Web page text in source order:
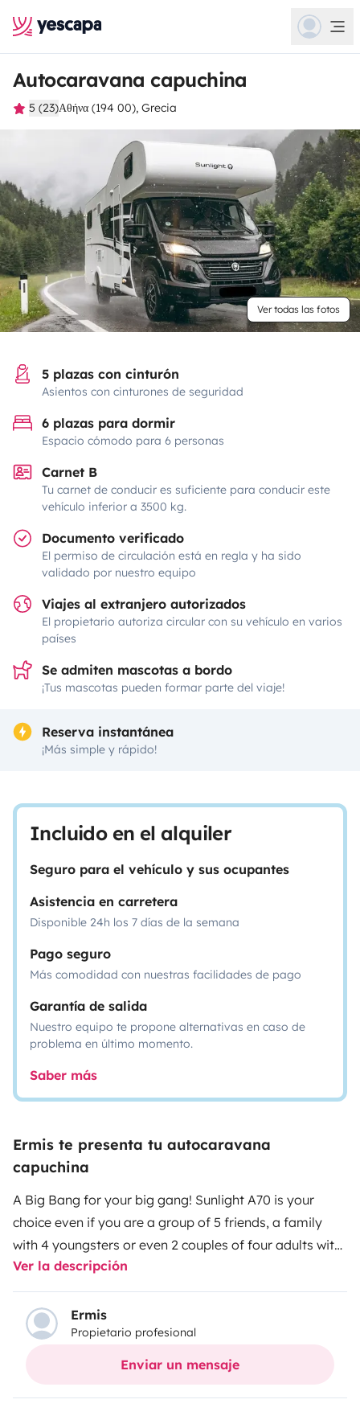
Autocaravana capuchina
5 (23)Αθήνα (194 00), Grecia
Ver todas las fotos
5 plazas con cinturón
Asientos con cinturones de seguridad
6 plazas para dormir
Espacio cómodo para 6 personas
Carnet B
Tu carnet de conducir es suficiente para conducir este
vehículo inferior a 3500 kg.
Documento verificado
El permiso de circulación está en regla y ha sido
validado por nuestro equipo
Viajes al extranjero autorizados
El propietario autoriza circular con su vehículo en varios
países
Se admiten mascotas a bordo
¡Tus mascotas pueden formar parte del viaje!
Reserva instantánea
¡Más simple y rápido!
Incluido en el alquiler
Seguro para el vehículo y sus ocupantes
Asistencia en carretera
Disponible 24h los 7 días de la semana
Pago seguro
Más comodidad con nuestras facilidades de pago
Garantía de salida
Nuestro equipo te propone alternativas en caso de
problema en último momento.
Saber más
Ermis te presenta tu autocaravana
capuchina
A Big Bang for your big gang! Sunlight A70 is your
choice even if you are a group of 5 friends, a family
with 4 youngsters or even 2 couples of four adults with
2 kids. This 6 berth motorhome has everything you
could possibly need. Sleep in comfort in the King size
bed over the cab, or at the rear King sized bed. The
dining area also converts into a sleeping area to
accommodate 2 small children or a short adult. In
the rear for your safety when travelling. The kitchen
Ver la descripción
Ermis
Propietario profesional
Enviar un mensaje